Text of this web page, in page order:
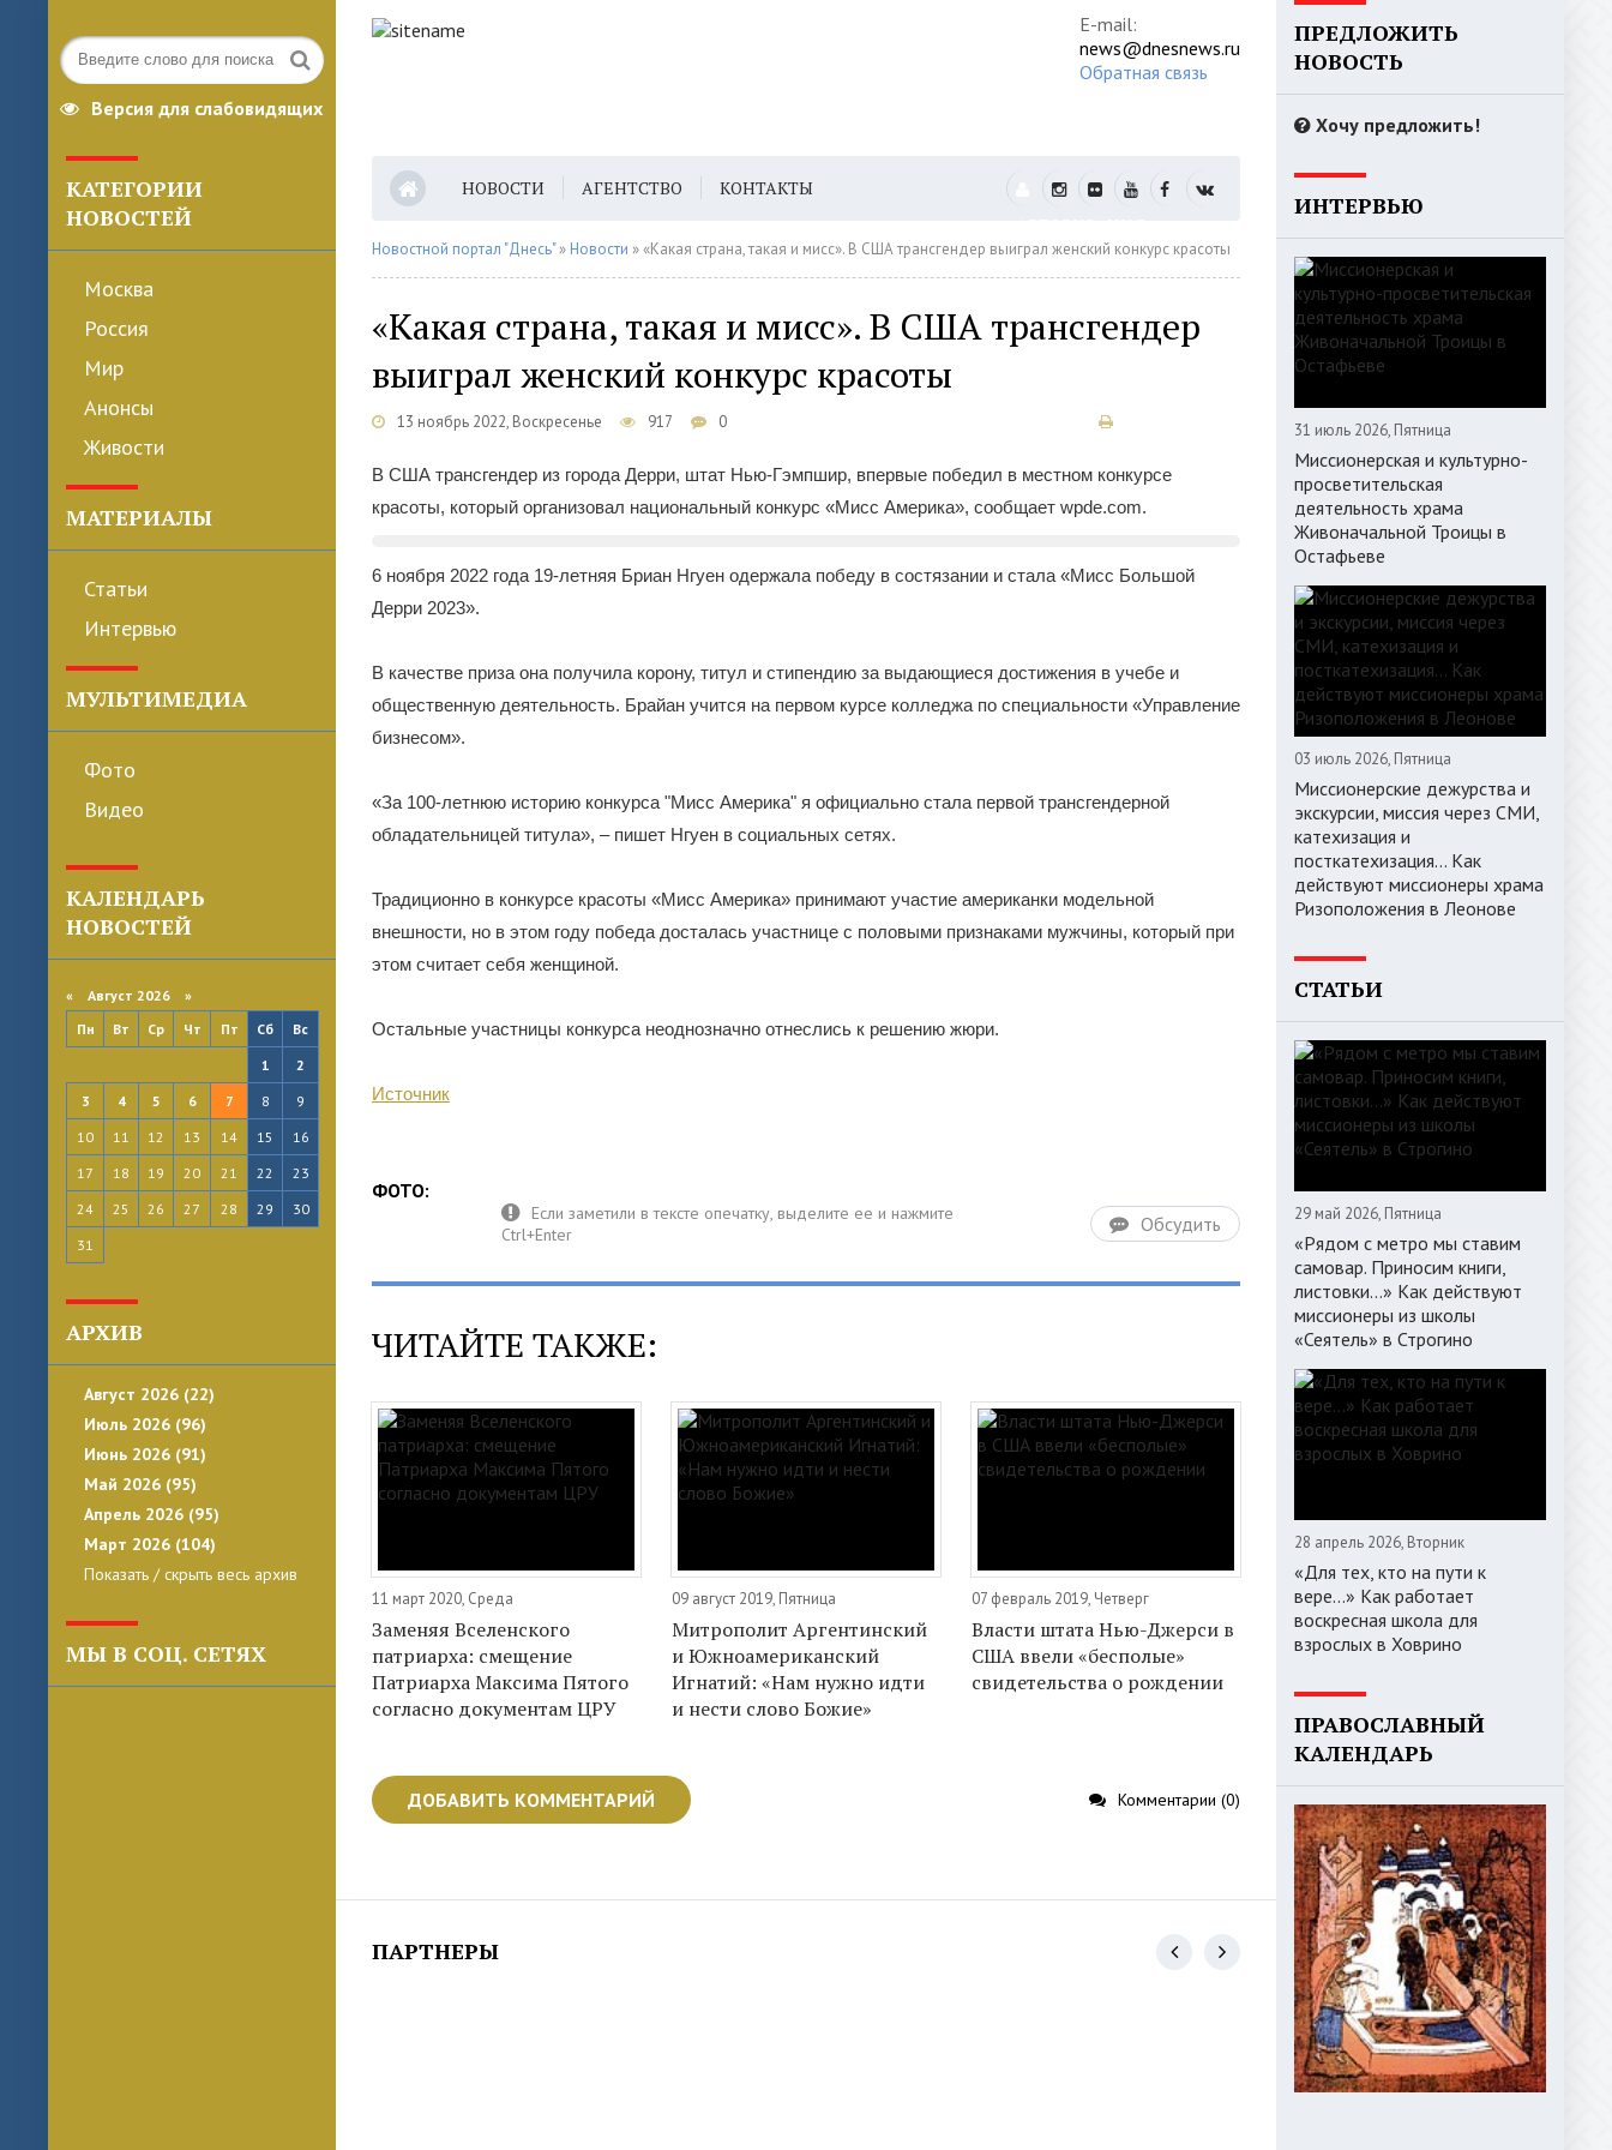
Версия для слабовидящих
E-mail:
news@dnesnews.ru
Обратная связь
КАТЕГОРИИ
НОВОСТЕЙ
Москва
Россия
Мир
Анонсы
Живости
МАТЕРИАЛЫ
Статьи
Интервью
МУЛЬТИМЕДИА
Фото
Видео
КАЛЕНДАРЬ
НОВОСТЕЙ
« Август 2026 »
Пн
Вт Ср Чт Пт Сб
Вс
1
2
3
4 5 6 7 8
9
10
11 12 13 14 15
16
17
18 19 20 21 22
23
24
25 26 27 28 29
30
31
АРХИВ
Август 2026 (22)
Июль 2026 (96)
Июнь 2026 (91)
Май 2026 (95)
Апрель 2026 (95)
Март 2026 (104)
Показать / скрыть весь архив
МЫ В СОЦ. СЕТЯХ
НОВОСТИ АГЕНТСТВО
КОНТАКТЫ
Новостной портал "Днесь"» Новости » «Какая страна, такая и мисс». В США трансгендер выиграл женский конкурс красоты
«Какая страна, такая и мисс». В США трансгендер
выиграл женский конкурс красоты
13 ноябрь 2022, Воскресенье 917 0
В США трансгендер из города Дерри, штат Нью-Гэмпшир, впервые победил в местном конкурсе
красоты, который организовал национальный конкурс «Мисс Америка», сообщает wpde.com.
6 ноября 2022 года 19-летняя Бриан Нгуен одержала победу в состязании и стала «Мисс Большой
Дерри 2023».
В качестве приза она получила корону, титул и стипендию за выдающиеся достижения в учебе и
общественную деятельность. Брайан учится на первом курсе колледжа по специальности «Управление
бизнесом».
«За 100-летнюю историю конкурса "Мисс Америка" я официально стала первой трансгендерной
обладательницей титула», – пишет Нгуен в социальных сетях.
Традиционно в конкурсе красоты «Мисс Америка» принимают участие американки модельной
внешности, но в этом году победа досталась участнице с половыми признаками мужчины, который при
этом считает себя женщиной.
Остальные участницы конкурса неоднозначно отнеслись к решению жюри.
Источник
ФОТО:
Обсудить
ЧИТАЙТЕ ТАКЖЕ:
11 март 2020, Среда
Заменяя Вселенского
патриарха: смещение
Патриарха Максима Пятого
согласно документам ЦРУ
09 август 2019, Пятница
Митрополит Аргентинский
и Южноамериканский
Игнатий: «Нам нужно идти
и нести слово Божие»
07 февраль 2019, Четверг
Власти штата Нью-Джерси в
США ввели «бесполые»
свидетельства о рождении
ДОБАВИТЬ КОММЕНТАРИЙ Комментарии (0)
ПАРТНЕРЫ
ПРЕДЛОЖИТЬ
НОВОСТЬ
Хочу предложить!
ИНТЕРВЬЮ
31 июль 2026, Пятница
Миссионерская и культурно-
просветительская
деятельность храма
Живоначальной Троицы в
Остафьеве
03 июль 2026, Пятница
Миссионерские дежурства и
экскурсии, миссия через СМИ,
катехизация и
посткатехизация… Как
действуют миссионеры храма
Ризоположения в Леонове
СТАТЬИ
29 май 2026, Пятница
«Рядом с метро мы ставим
самовар. Приносим книги,
листовки…» Как действуют
миссионеры из школы
«Сеятель» в Строгино
28 апрель 2026, Вторник
«Для тех, кто на пути к
вере...» Как работает
воскресная школа для
взрослых в Ховрино
ПРАВОСЛАВНЫЙ
КАЛЕНДАРЬ